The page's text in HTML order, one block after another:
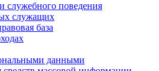
служебного поведения
служащих
база
данными